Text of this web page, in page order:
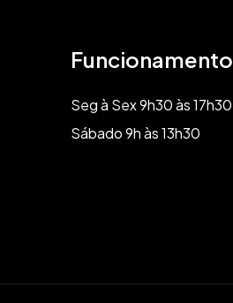
Funcionamento
Seg à Sex 9h30 às 17h30
Sábado 9h às 13h30